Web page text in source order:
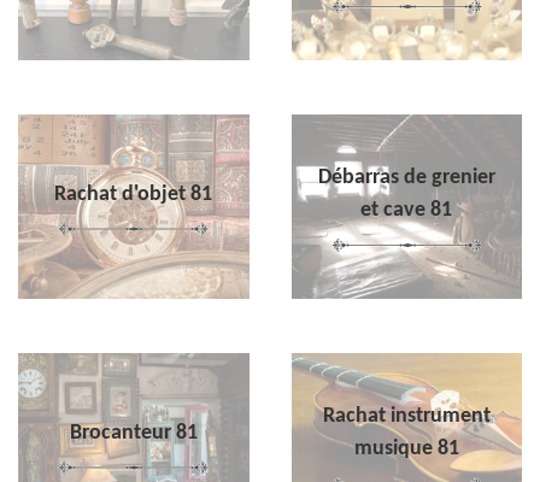
Rachat d'objet 81
Débarras de grenier
et cave 81
Brocanteur 81
Rachat instrument
musique 81